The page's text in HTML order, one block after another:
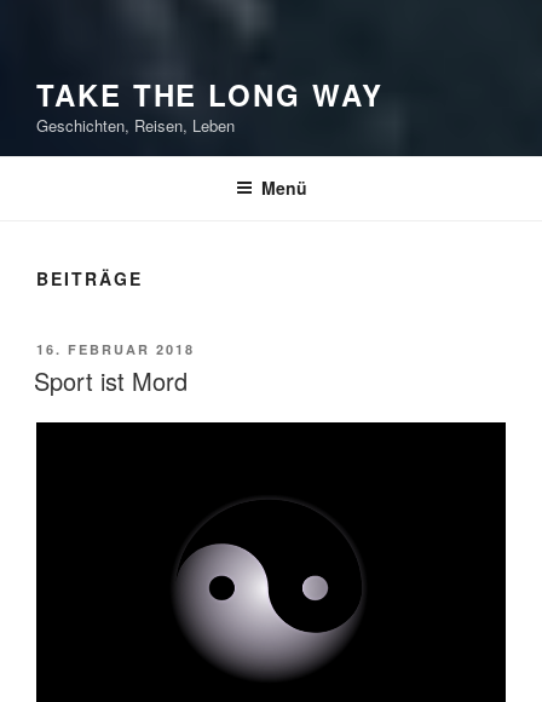
TAKE THE LONG WAY
Geschichten, Reisen, Leben
Menü
BEITRÄGE
VERÖFFENTLICHT
AM
16. FEBRUAR 2018
Sport ist Mord